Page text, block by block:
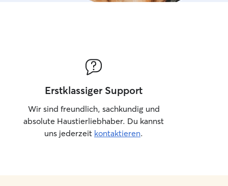
Erstklassiger Support
Wir sind freundlich, sachkundig und
absolute Haustierliebhaber. Du kannst
uns jederzeit kontaktieren.